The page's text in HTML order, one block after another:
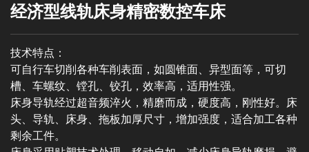
经济型线轨床身精密数控车床
技术特点：
可自行车切削各种车削表面，如圆锥面、异型面等，可切
槽、车螺纹、镗孔、铰孔，效率高，适用性强。
床身导轨经过超音频淬火，精磨而成，硬度高，刚性好。床
头、导轨、床身、拖板加厚尺寸，增加强度，适合加工各种
剩余工件。